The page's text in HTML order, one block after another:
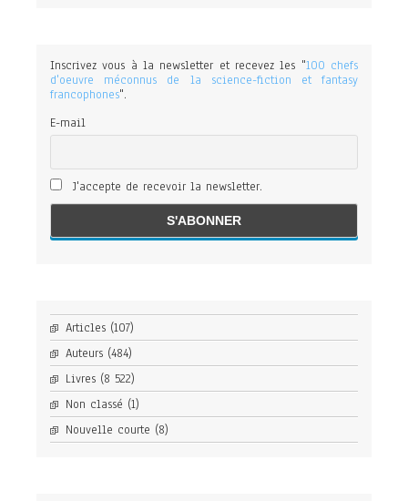
Inscrivez vous à la newsletter et recevez les "100 chefs
d'oeuvre méconnus de la science-fiction et fantasy
francophones".
E-mail
J'accepte de recevoir la newsletter.
Articles (107)
Auteurs (484)
Livres (8 522)
Non classé (1)
Nouvelle courte (8)